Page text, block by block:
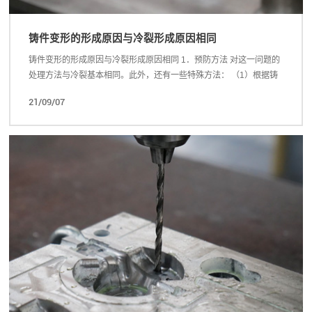
铸件变形的形成原因与冷裂形成原因相同
铸件变形的形成原因与冷裂形成原因相同 1．预防方法 对这一问题的
处理方法与冷裂基本相同。此外，还有一些特殊方法： （1）根据铸
筋，待热处...
21/09/07